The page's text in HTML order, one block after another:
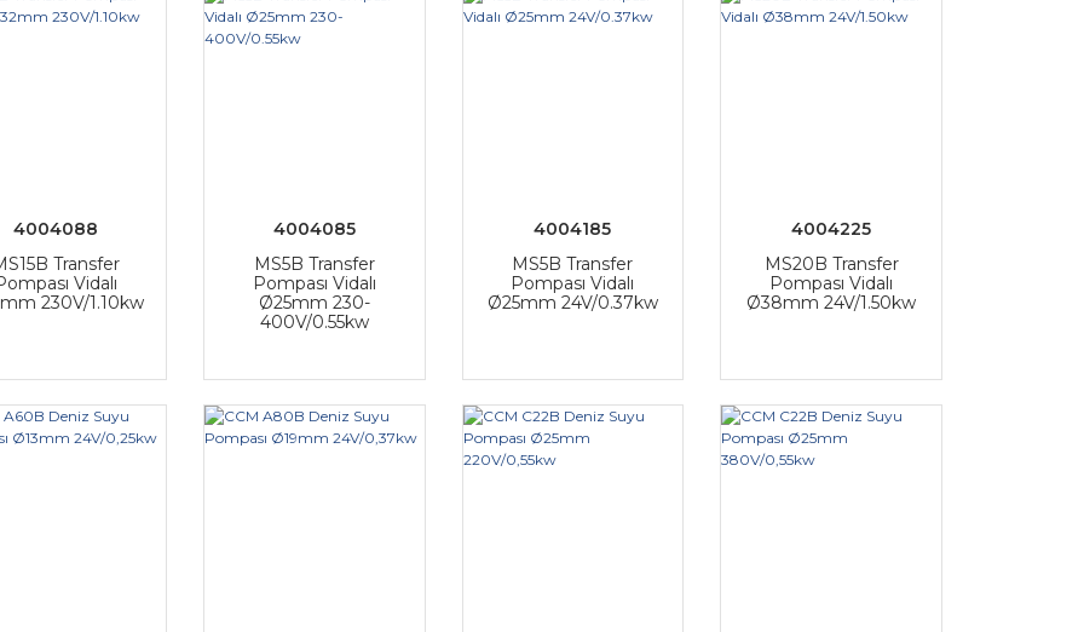
4004088
Transfer
Vidalı
230V/1.10kw
4004085
MS5B Transfer
Pompası Vidalı
Ø25mm 230-
400V/0.55kw
4004185
MS5B Transfer
Pompası Vidalı
Ø25mm 24V/0.37kw
4004225
MS20B Transfer
Pompası Vidalı
Ø38mm 24V/1.50kw